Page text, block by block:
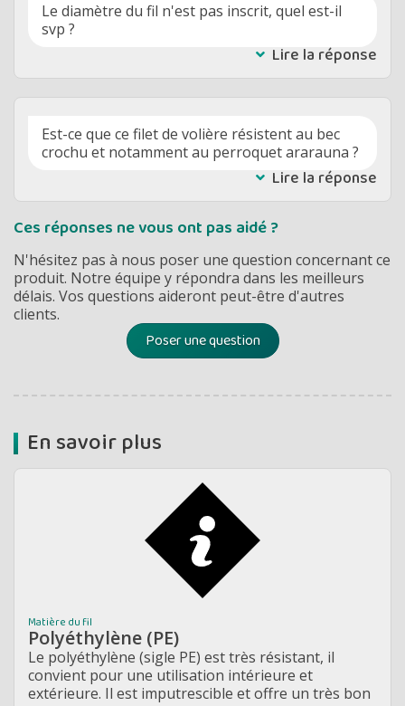
Le diamètre du fil n'est pas inscrit, quel est-il
svp ?
Lire la réponse
Est-ce que ce filet de volière résistent au bec
crochu et notamment au perroquet ararauna ?
Lire la réponse
Ces réponses ne vous ont pas aidé ?
N'hésitez pas à nous poser une question concernant ce
produit. Notre équipe y répondra dans les meilleurs
délais. Vos questions aideront peut-être d'autres
clients.
Poser une question
En savoir plus
Matière du fil
Polyéthylène (PE)
Le polyéthylène (sigle PE) est très résistant, il
convient pour une utilisation intérieure et
extérieure. Il est imputrescible et offre un très bon